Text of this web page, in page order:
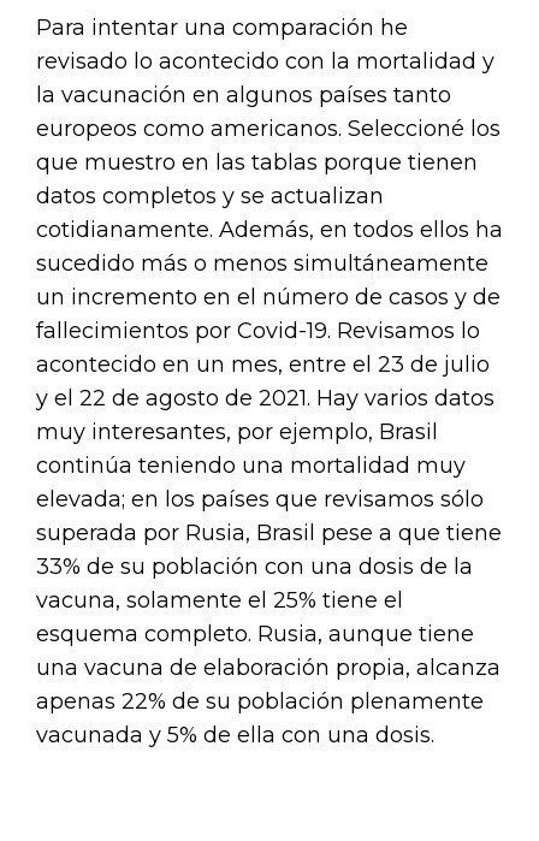
Para intentar una comparación he
revisado lo acontecido con la mortalidad y
la vacunación en algunos países tanto
europeos como americanos. Seleccioné los
que muestro en las tablas porque tienen
datos completos y se actualizan
cotidianamente. Además, en todos ellos ha
sucedido más o menos simultáneamente
un incremento en el número de casos y de
fallecimientos por Covid-19. Revisamos lo
acontecido en un mes, entre el 23 de julio
y el 22 de agosto de 2021. Hay varios datos
muy interesantes, por ejemplo, Brasil
continúa teniendo una mortalidad muy
elevada; en los países que revisamos sólo
superada por Rusia, Brasil pese a que tiene
33% de su población con una dosis de la
vacuna, solamente el 25% tiene el
esquema completo. Rusia, aunque tiene
una vacuna de elaboración propia, alcanza
apenas 22% de su población plenamente
vacunada y 5% de ella con una dosis.